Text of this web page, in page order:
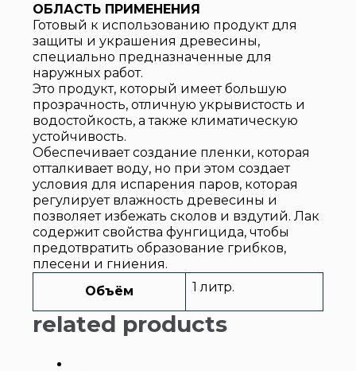
ОБЛАСТЬ ПРИМЕНЕНИЯ
Готовый к использованию продукт для
защиты и украшения древесины,
специально предназначенные для
наружных работ.
Это продукт, который имеет большую
прозрачность, отличную укрывистость и
водостойкость, а также климатическую
устойчивость.
Обеспечивает создание пленки, которая
отталкивает воду, но при этом создает
условия для испарения паров, которая
регулирует влажность древесины и
позволяет избежать сколов и вздутий. Лак
содержит свойства фунгицида, чтобы
предотвратить образование грибков,
плесени и гниения.
Объём
1 литр.
related products